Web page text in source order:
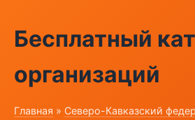
Бесплатный
организаций
Главная » Северо-Кавказский